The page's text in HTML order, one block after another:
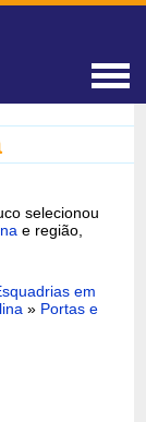
selecionou
e região,
em
» Portas e